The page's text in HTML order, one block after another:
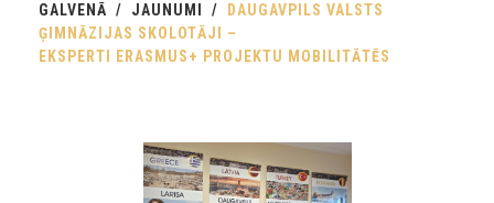
GALVENĀ JAUNUMI
DAUGAVPILS VALSTS
ĢIMNĀZIJAS SKOLOTĀJI –
EKSPERTI ERASMUS+ PROJEKTU MOBILITĀTĒS